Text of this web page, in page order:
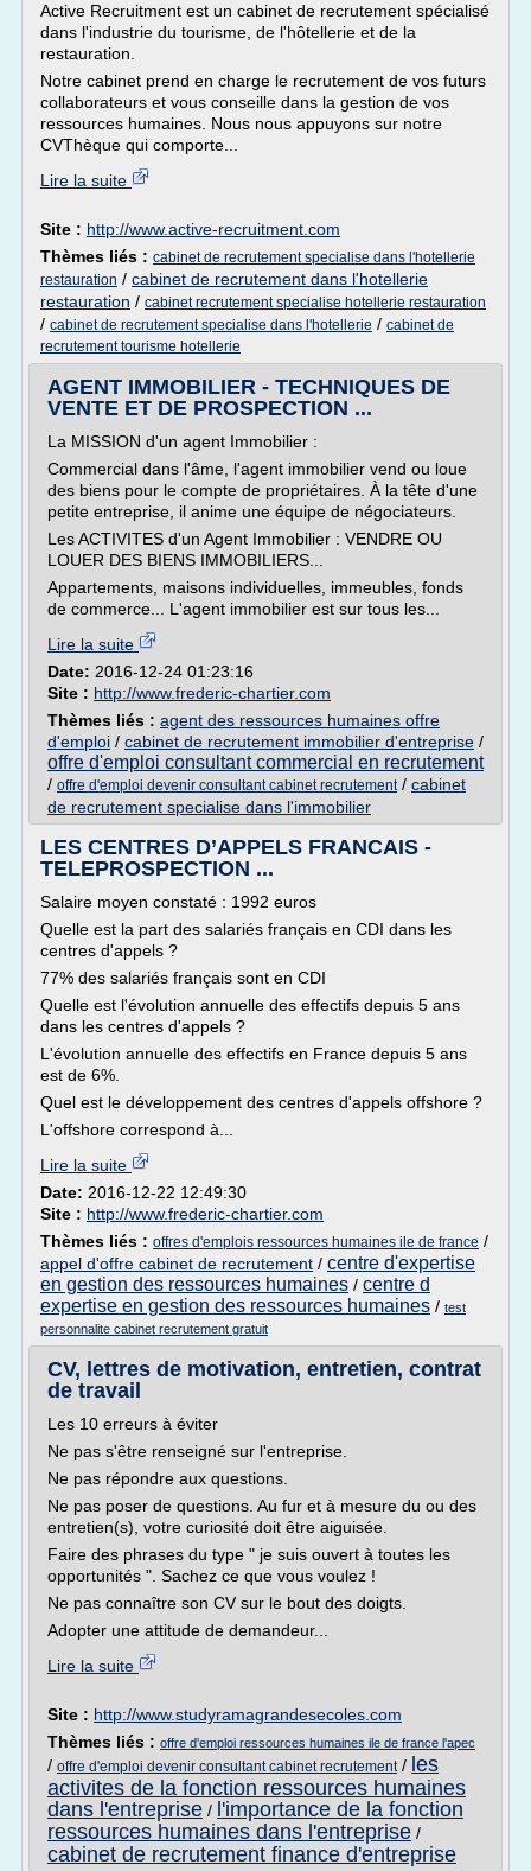
Active Recruitment est un cabinet de recrutement spécialisé
dans l'industrie du tourisme, de l'hôtellerie et de la
restauration.
Notre cabinet prend en charge le recrutement de vos futurs
collaborateurs et vous conseille dans la gestion de vos
ressources humaines. Nous nous appuyons sur notre
CVThèque qui comporte...
Lire la suite
Site : http://www.active-recruitment.com
Thèmes liés : cabinet de recrutement specialise dans l'hotellerie
restauration / cabinet de recrutement dans l'hotellerie
restauration / cabinet recrutement specialise hotellerie restauration
/ cabinet de recrutement specialise dans l'hotellerie / cabinet de
recrutement tourisme hotellerie
AGENT IMMOBILIER - TECHNIQUES DE
VENTE ET DE PROSPECTION ...
La MISSION d'un agent Immobilier :
Commercial dans l'âme, l'agent immobilier vend ou loue
des biens pour le compte de propriétaires. À la tête d'une
petite entreprise, il anime une équipe de négociateurs.
Les ACTIVITES d'un Agent Immobilier : VENDRE OU
LOUER DES BIENS IMMOBILIERS...
Appartements, maisons individuelles, immeubles, fonds
de commerce... L'agent immobilier est sur tous les...
Lire la suite
Date: 2016-12-24 01:23:16
Site : http://www.frederic-chartier.com
Thèmes liés : agent des ressources humaines offre
d'emploi / cabinet de recrutement immobilier d'entreprise /
offre d'emploi consultant commercial en recrutement
/ offre d'emploi devenir consultant cabinet recrutement/ cabinet
de recrutement specialise dans l'immobilier
LES CENTRES D’APPELS FRANCAIS -
TELEPROSPECTION ...
Salaire moyen constaté : 1992 euros
Quelle est la part des salariés français en CDI dans les
centres d'appels ?
77% des salariés français sont en CDI
Quelle est l'évolution annuelle des effectifs depuis 5 ans
dans les centres d'appels ?
L'évolution annuelle des effectifs en France depuis 5 ans
est de 6%.
Quel est le développement des centres d'appels offshore ?
L'offshore correspond à...
Lire la suite
Date: 2016-12-22 12:49:30
Site : http://www.frederic-chartier.com
Thèmes liés : offres d'emplois ressources humaines ile de france /
appel d'offre cabinet de recrutement / centre d'expertise
en gestion des ressources humaines / centre d
expertise en gestion des ressources humaines / test
personnalite cabinet recrutement gratuit
CV, lettres de motivation, entretien, contrat
de travail
Les 10 erreurs à éviter
Ne pas s'être renseigné sur l'entreprise.
Ne pas répondre aux questions.
Ne pas poser de questions. Au fur et à mesure du ou des
entretien(s), votre curiosité doit être aiguisée.
Faire des phrases du type " je suis ouvert à toutes les
opportunités ". Sachez ce que vous voulez !
Ne pas connaître son CV sur le bout des doigts.
Adopter une attitude de demandeur...
Lire la suite
Site : http://www.studyramagrandesecoles.com
Thèmes liés : offre d'emploi ressources humaines ile de france l'apec
/ offre d'emploi devenir consultant cabinet recrutement/ les
activites de la fonction ressources humaines
dans l'entreprise / l'importance de la fonction
ressources humaines dans l'entreprise /
cabinet de recrutement finance d'entreprise